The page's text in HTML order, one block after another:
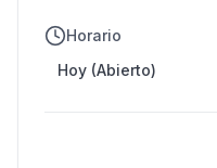
Horario
Hoy (Abierto)